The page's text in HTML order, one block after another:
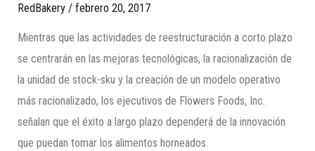
RedBakery /febrero 20, 2017
Mientras que las actividades de reestructuración a corto plazo
se centrarán en las mejoras tecnológicas, la racionalización de
la unidad de stock-sku y la creación de un modelo operativo
más racionalizado, los ejecutivos de Flowers Foods, Inc.
señalan que el éxito a largo plazo dependerá de la innovación
que puedan tomar los alimentos horneados.